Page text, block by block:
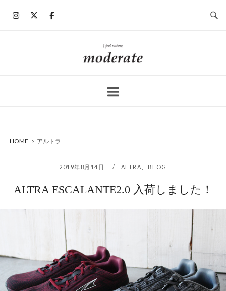
ホ
ー
HOME > アルトラ
2019年8月14日 ALTRA BLOG
ALTRA ESCALANTE2.0 入荷しました！